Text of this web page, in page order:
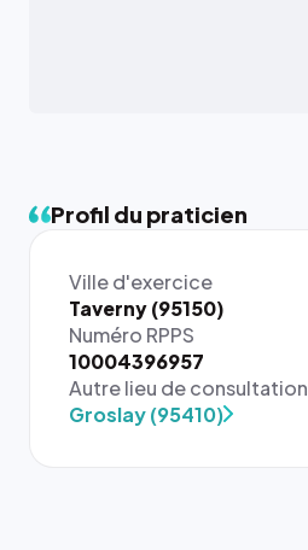
Profil du praticien
Ville d'exercice
Taverny (95150)
Numéro RPPS
10004396957
Autre lieu de consultation
Groslay (95410)
{# 40×40
: la taille
rendue par
`.profile-